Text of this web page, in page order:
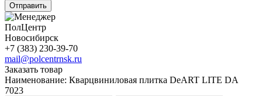
Отправить
ПолЦентр
Новосибирск
+7 (383) 230-39-70
mail@polcentrnsk.ru
Заказать товар
Наименование: Кварцвиниловая плитка DeART LITE DA
7023